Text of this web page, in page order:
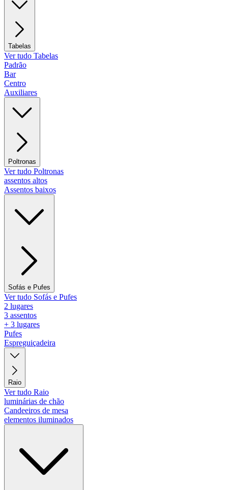
Tabelas
Ver tudo Tabelas
Padrão
Bar
Centro
Auxiliares
Poltronas
Ver tudo Poltronas
assentos altos
Assentos baixos
Sofás e Pufes
Ver tudo Sofás e Pufes
2 lugares
3 assentos
+ 3 lugares
Pufes
Espreguiçadeira
Raio
Ver tudo Raio
luminárias de chão
Candeeiros de mesa
elementos iluminados